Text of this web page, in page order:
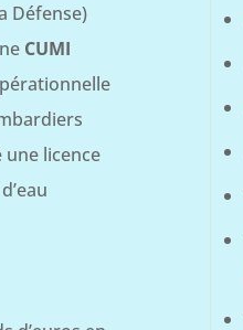
Défense)
CUMI
une licence